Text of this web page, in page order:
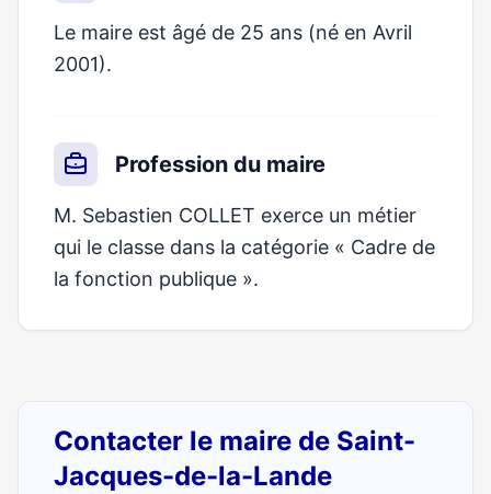
Le maire est âgé de 25 ans (né en Avril
2001).
Profession du maire
M. Sebastien COLLET exerce un métier
qui le classe dans la catégorie « Cadre de
la fonction publique ».
Contacter le maire de Saint-
Jacques-de-la-Lande